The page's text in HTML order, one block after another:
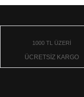
1000 TL ÜZERİ
ÜCRETSİZ KARGO